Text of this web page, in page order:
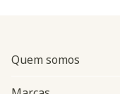
Quem somos